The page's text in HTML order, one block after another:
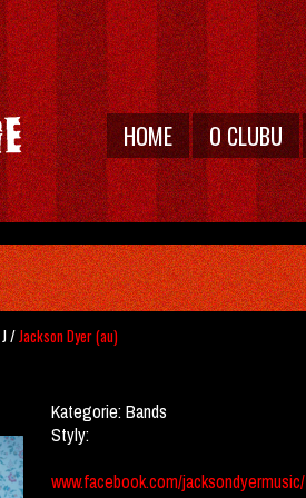
HOME O CLUBU
J/Jackson Dyer (au)
Kategorie:Bands
Styly:
www.facebook.com/jacksondyermusic/